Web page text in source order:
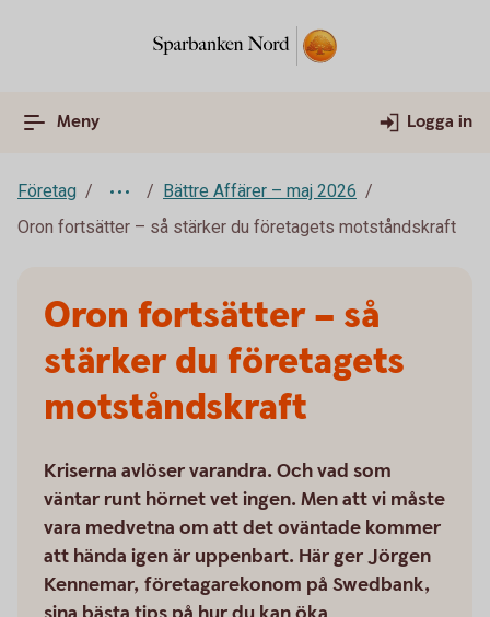
Meny Logga in
Företag
Bättre Affärer – maj 2026
Oron fortsätter – så stärker du företagets motståndskraft
Oron fortsätter – så
stärker du företagets
motståndskraft
Kriserna avlöser varandra. Och vad som
väntar runt hörnet vet ingen. Men att vi måste
vara medvetna om att det oväntade kommer
att hända igen är uppenbart. Här ger Jörgen
Kennemar, företagarekonom på Swedbank,